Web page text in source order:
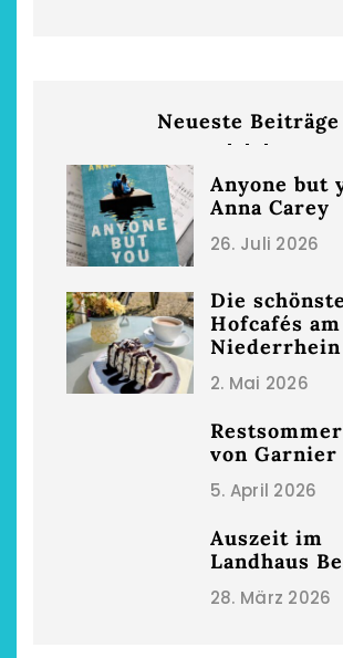
Neueste Beiträge
Anyone but
Anna Carey
26. Juli 2026
Die
Hofcafés am
Niederrhein
2. Mai 2026
von Garnier
5. April 2026
Auszeit im
Landhaus
28. März 2026